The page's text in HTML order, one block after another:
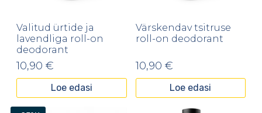
Valitud ürtide ja
lavendliga roll-on
deodorant
10,90 €
Loe edasi
Värskendav tsitruse
roll-on deodorant
10,90 €
Loe edasi